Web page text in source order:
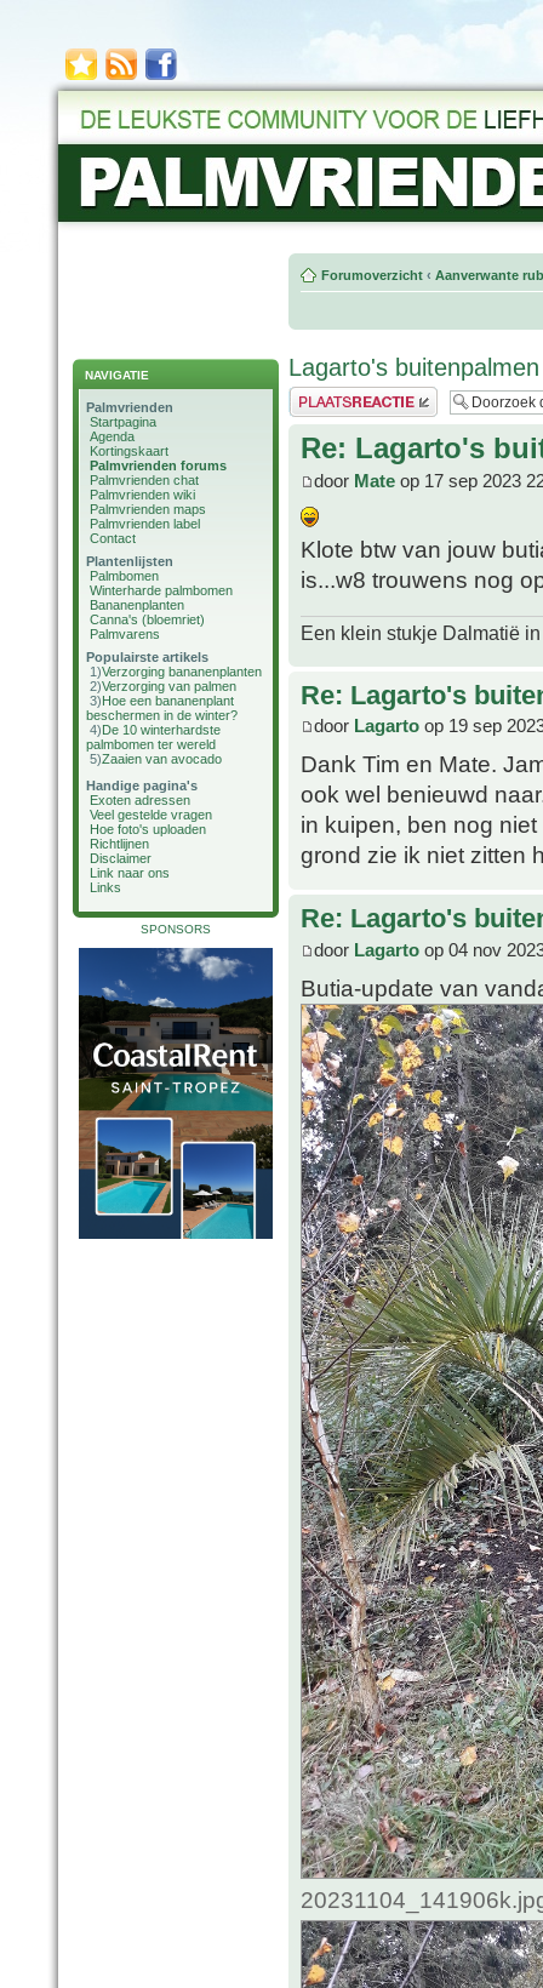
NAVIGATIE
Palmvrienden
Startpagina
Agenda
Kortingskaart
Palmvrienden forums
Palmvrienden chat
Palmvrienden wiki
Palmvrienden maps
Palmvrienden label
Contact
Plantenlijsten
Palmbomen
Winterharde palmbomen
Bananenplanten
Canna's (bloemriet)
Palmvarens
Populairste artikels
1)Verzorging bananenplanten
2)Verzorging van palmen
3)Hoe een bananenplant
beschermen in de winter?
4)De 10 winterhardste
palmbomen ter wereld
5)Zaaien van avocado
Handige pagina's
Exoten adressen
Veel gestelde vragen
Hoe foto's uploaden
Richtlijnen
Disclaimer
Link naar ons
Links
SPONSORS
Forumoverzicht ‹ Aanverwante
Lagarto's
Plaats een reactie
Re: Lagarto's
door Mate op 17 sep 2023
Klote btw van jouw
is...w8 trouwens nog
Een klein stukje Dalmatië
Re: Lagarto's
door Lagarto op 19 sep
Dank Tim en Mate.
ook wel benieuwd
in kuipen, ben nog
grond zie ik niet zitten
Re: Lagarto's
door Lagarto op 04 nov
Butia-update van